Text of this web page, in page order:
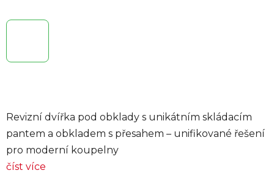
Revizní dvířka pod obklady s unikátním skládacím
pantem a obkladem s přesahem – unifikované řešení
pro moderní koupelny
číst více